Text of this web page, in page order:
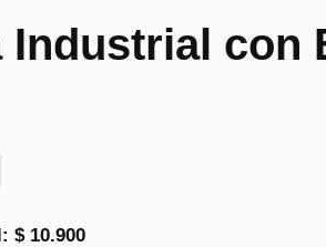
Industrial con
$ 10.900